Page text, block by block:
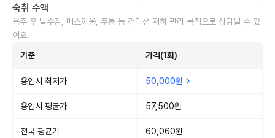
숙취 수액
음주 후 탈수감, 메스꺼움, 두통 등 컨디션 저하 관리 목적으로 상담될 수 있
어요.
기준 가격(1회)
용인시 최저가 50,000원
용인시 평균가 57,500원
전국 평균가 60,060원